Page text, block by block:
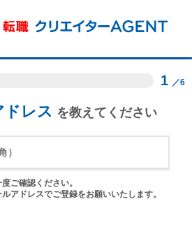
1 ／6
ドレス を教えてください
ご確認ください。
アドレスでご登録をお願いいたします。